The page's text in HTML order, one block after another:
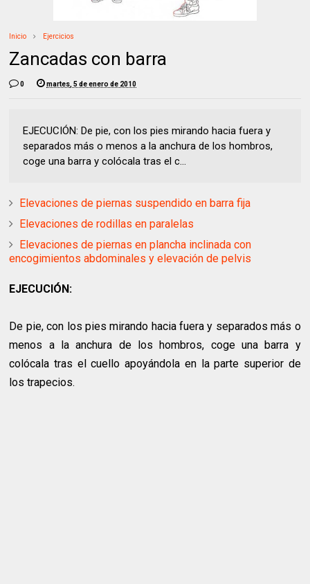
Inicio Ejercicios
Zancadas con barra
0 martes, 5 de enero de 2010
EJECUCIÓN: De pie, con los pies mirando hacia fuera y
separados más o menos a la anchura de los hombros,
coge una barra y colócala tras el c...
Elevaciones de piernas suspendido en barra fija
Elevaciones de rodillas en paralelas
Elevaciones de piernas en plancha inclinada con
encogimientos abdominales y elevación de pelvis
EJECUCIÓN:
De pie, con los pies mirando hacia fuera y separados más o
menos a la anchura de los hombros, coge una barra y
colócala tras el cuello apoyándola en la parte superior de
los trapecios.